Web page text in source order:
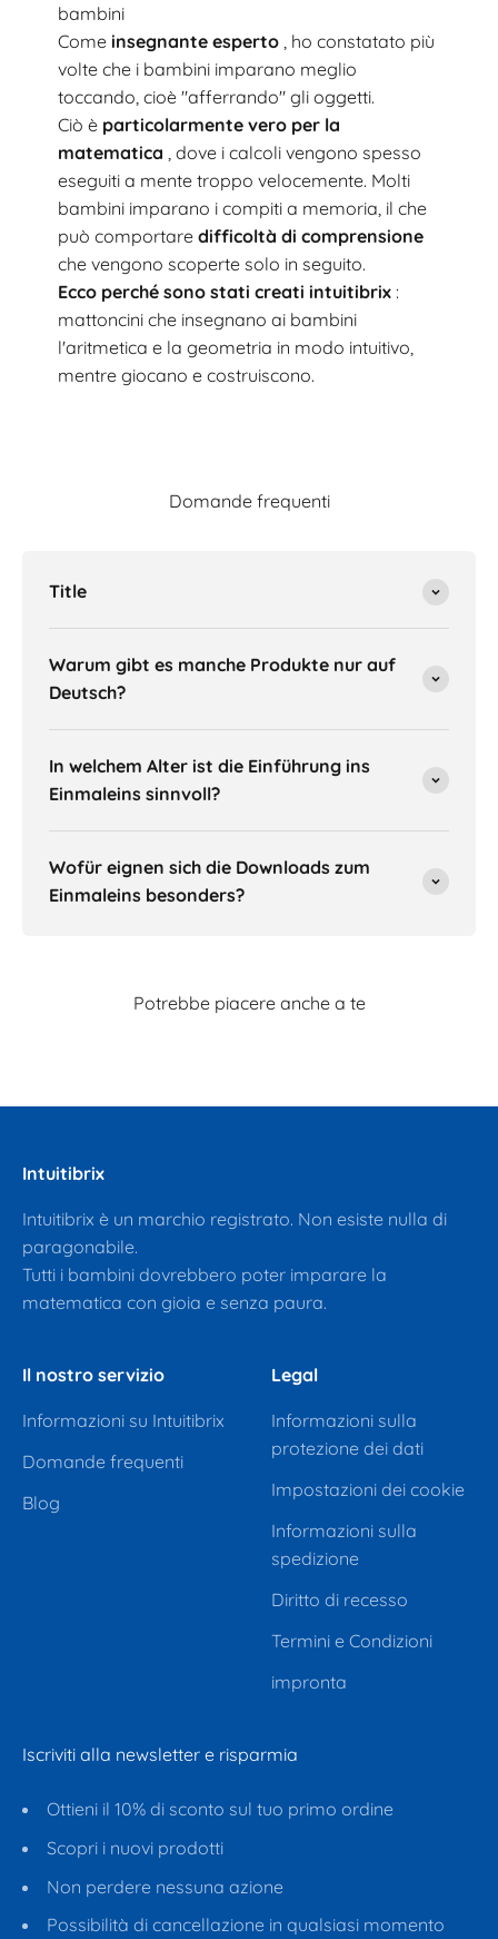
bambini
Come insegnante esperto , ho constatato più
volte che i bambini imparano meglio
toccando, cioè "afferrando" gli oggetti.
Ciò è particolarmente vero per la
matematica , dove i calcoli vengono spesso
eseguiti a mente troppo velocemente. Molti
bambini imparano i compiti a memoria, il che
può comportare difficoltà di comprensione
che vengono scoperte solo in seguito.
Ecco perché sono stati creati intuitibrix :
mattoncini che insegnano ai bambini
l'aritmetica e la geometria in modo intuitivo,
mentre giocano e costruiscono.
Domande frequenti
Title
Warum gibt es manche Produkte nur auf
Deutsch?
In welchem Alter ist die Einführung ins
Einmaleins sinnvoll?
Wofür eignen sich die Downloads zum
Einmaleins besonders?
Intuitibrix
Intuitibrix è un marchio registrato. Non esiste nulla di
paragonabile.
Tutti i bambini dovrebbero poter imparare la
matematica con gioia e senza paura.
Il nostro servizio
Informazioni su Intuitibrix
Domande frequenti
Blog
Legal
Informazioni sulla
protezione dei dati
Impostazioni dei cookie
Informazioni sulla
spedizione
Diritto di recesso
Termini e Condizioni
impronta
Iscriviti alla newsletter e risparmia
Ottieni il 10% di sconto sul tuo primo ordine
Scopri i nuovi prodotti
Non perdere nessuna azione
Possibilità di cancellazione in qualsiasi momento